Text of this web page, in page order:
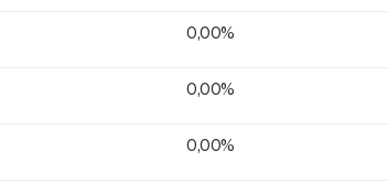
0,00%
0,00%
0,00%